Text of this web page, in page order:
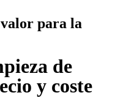
para la
de
y coste